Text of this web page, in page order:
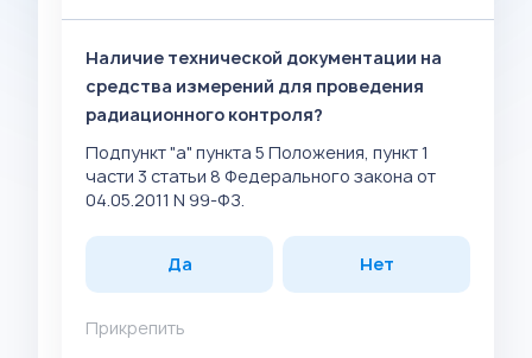
Наличие технической документации на
средства измерений для проведения
радиационного контроля?
Подпункт "а" пункта 5 Положения, пункт 1
части 3 статьи 8 Федерального закона от
04.05.2011 N 99-ФЗ.
Да Нет
Прикрепить